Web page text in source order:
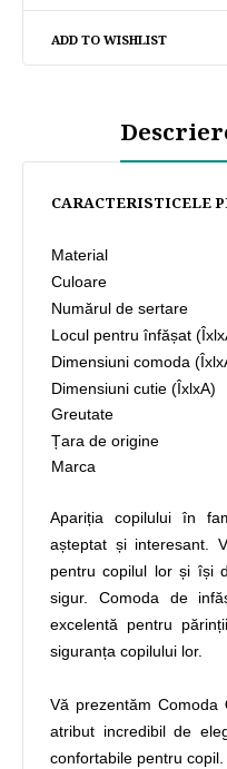
ADD TO WISHLIST
CARACTERISTICELE
Material
Culoare
Numărul de sertare
Locul pentru înfășat
Dimensiuni comoda
Dimensiuni cutie (ÎxlxA)
Greutate
Țara de origine
Marca
Apariția copilului în
așteptat și interesant.
pentru copilul lor și își
sigur. Comoda de
excelentă pentru
siguranța copilului lor.
Vă prezentăm Comoda
atribut incredibil de
confortabile pentru